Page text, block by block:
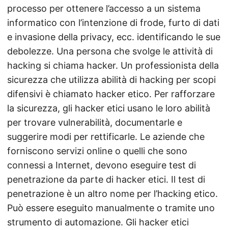
processo per ottenere l’accesso a un sistema
informatico con l’intenzione di frode, furto di dati
e invasione della privacy, ecc. identificando le sue
debolezze. Una persona che svolge le attività di
hacking si chiama hacker. Un professionista della
sicurezza che utilizza abilità di hacking per scopi
difensivi è chiamato hacker etico. Per rafforzare
la sicurezza, gli hacker etici usano le loro abilità
per trovare vulnerabilità, documentarle e
suggerire modi per rettificarle. Le aziende che
forniscono servizi online o quelli che sono
connessi a Internet, devono eseguire test di
penetrazione da parte di hacker etici. Il test di
penetrazione è un altro nome per l’hacking etico.
Può essere eseguito manualmente o tramite uno
strumento di automazione. Gli hacker etici